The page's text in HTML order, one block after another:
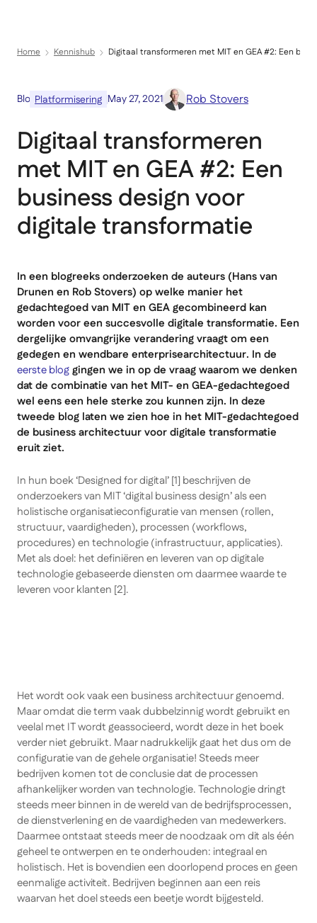
Direct naar inhoud
Home Kennishub Digitaal transformeren met MIT en GEA #2: Een
Blog Platformisering May 27, 2021 Rob Stovers
Digitaal transformeren
met MIT en GEA #2: Een
business design voor
digitale transformatie
In een blogreeks onderzoeken de auteurs (Hans van
Drunen en Rob Stovers) op welke manier het
gedachtegoed van MIT en GEA gecombineerd kan
worden voor een succesvolle digitale transformatie. Een
dergelijke omvangrijke verandering vraagt om een
gedegen en wendbare enterprisearchitectuur. In de
eerste bloggingen we in op de vraag waarom we denken
dat de combinatie van het MIT- en GEA-gedachtegoed
wel eens een hele sterke zou kunnen zijn. In deze
tweede blog laten we zien hoe in het MIT-gedachtegoed
de business architectuur voor digitale transformatie
eruit ziet.
In hun boek ‘Designed for digital’ [1] beschrijven de
onderzoekers van MIT ‘digital business design’ als een
holistische organisatieconfiguratie van mensen (rollen,
structuur, vaardigheden), processen (workflows,
procedures) en technologie (infrastructuur, applicaties).
Met als doel: het definiëren en leveren van op digitale
technologie gebaseerde diensten om daarmee waarde te
leveren voor klanten [2].
Het wordt ook vaak een business architectuur genoemd.
Maar omdat die term vaak dubbelzinnig wordt gebruikt en
veelal met IT wordt geassocieerd, wordt deze in het boek
verder niet gebruikt. Maar nadrukkelijk gaat het dus om de
configuratie van de gehele organisatie! Steeds meer
bedrijven komen tot de conclusie dat de processen
afhankelijker worden van technologie. Technologie dringt
steeds meer binnen in de wereld van de bedrijfsprocessen,
de dienstverlening en de vaardigheden van medewerkers.
Daarmee ontstaat steeds meer de noodzaak om dit als één
geheel te ontwerpen en te onderhouden: integraal en
holistisch. Het is bovendien een doorlopend proces en geen
eenmalige activiteit. Bedrijven beginnen aan een reis
waarvan het doel steeds een beetje wordt bijgesteld.